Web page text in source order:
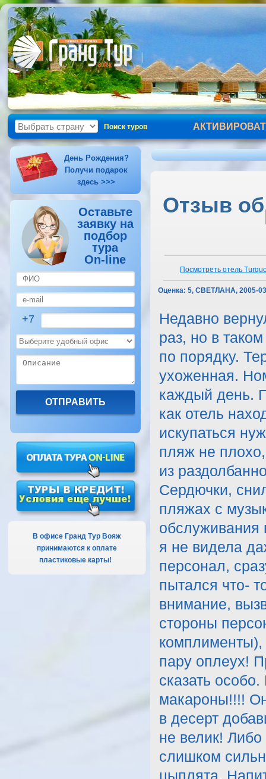
Поиск туров
День Рождения?
Получи подарок
здесь >>>
Оставьте
заявку на
подбор
тура
On-line
+7
В офисе Гранд Тур Вояж
принимаются к оплате
пластиковые карты!
Отзыв
Посмотреть отель
Оценка: 5, СВЕТЛАНА, 2005-
Недавно
раз, но в
по порядку.
ухоженная.
каждый день.
как отель
искупаться
пляж не
из
Сердючки,
пляжах с
обслуживания
я не видела
персонал,
пытался что-
внимание,
стороны
пару оплеух!
сказать
макароны!!!!
в десерт
не велик!
слишком
цыплята.